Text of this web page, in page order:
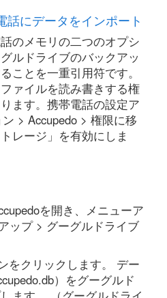
話にデータをインポート
のメモリの二つのオプシ
ルドライブのバックアッ
ことを一重引用符です。
ァイルを読み書きする権
ます。携帯電話の設定ア
> Accupedo > 権限に移
レージ」を有効にしま
を開き、メニューア
ップ > グーグルドライブ
をクリックします。 デー
）をグーグルド